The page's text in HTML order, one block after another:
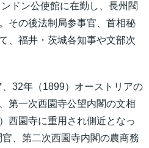
ドン公使館に在勤し、長州閥
その後法制局参事官、首相秘
、福井・茨城各知事や文部次
32年（1899）オーストリアの
第一次西園寺公望内閣の文相
西園寺に重用され側近となっ
、第二次西園寺内閣の農商務